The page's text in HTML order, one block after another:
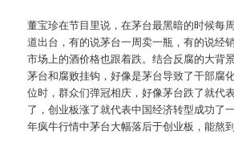
董宝珍在节目里说，在茅台最黑暗的时候每
道出台，有的说茅台一周卖一瓶，有的说经
市场上的酒价格也跟着跌。结合反腐的大背
茅台和腐败挂钩，好像是茅台导致了干部腐
位时，群众们弹冠相庆，好像茅台跌了就代
了，创业板涨了就代表中国经济转型成功了
年疯牛行情中茅台大幅落后于创业板，能熬